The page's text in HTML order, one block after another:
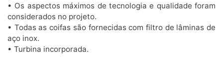
• Os aspectos máximos de tecnologia e qualidade foram
considerados no projeto.
• Todas as coifas são fornecidas com filtro de lâminas de
aço inox.
• Turbina incorporada.